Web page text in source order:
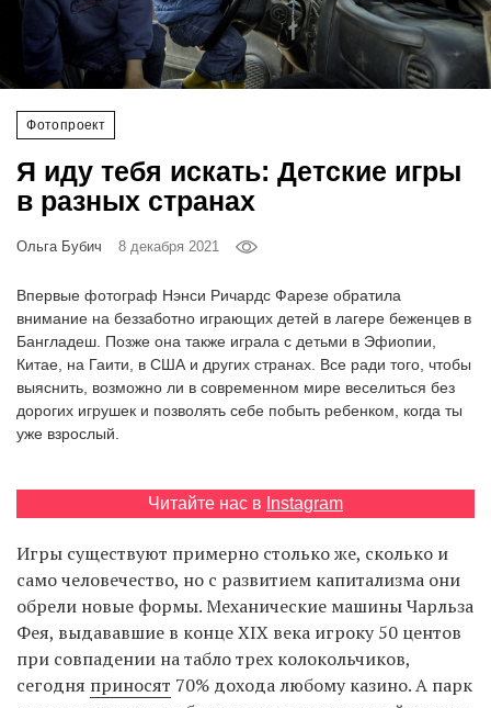
Фотопроект
Я иду тебя искать: Детские игры
в разных странах
Ольга Бубич 8 декабря 2021
Впервые фотограф Нэнси Ричардс Фарезе обратила
внимание на беззаботно играющих детей в лагере беженцев в
Бангладеш. Позже она также играла с детьми в Эфиопии,
Китае, на Гаити, в США и других странах. Все ради того, чтобы
выяснить, возможно ли в современном мире веселиться без
дорогих игрушек и позволять себе побыть ребенком, когда ты
уже взрослый.
Читайте нас в Instagram
Игры существуют примерно столько же, сколько и
само человечество, но с развитием капитализма они
обрели новые формы. Механические машины Чарльза
Фея, выдававшие в конце XIX века игроку 50 центов
при совпадении на табло трех колокольчиков,
сегодня приносят 70% дохода любому казино. А парк